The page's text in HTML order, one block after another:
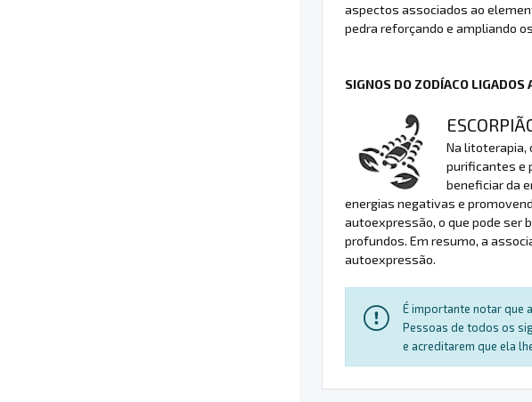
aspectos associados ao
pedra reforçando e ampliando
SIGNOS DO ZODÍACO LIGADOS
Na litoterapia,
purificantes e
beneficiar da
energias negativas e
autoexpressão, o que pode ser
profundos. Em resumo, a
autoexpressão.
É importante notar que
Pessoas de todos os
e acreditarem que ela